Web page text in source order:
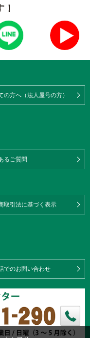
の方へ（法人屋号の方）
るご質問
取引法に基づく表示
でのお問い合わせ